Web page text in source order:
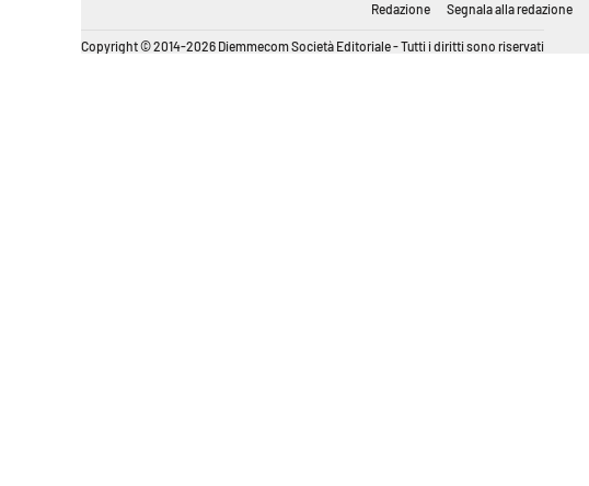
Redazione Segnala alla redazione
Copyright © 2014-2026 Diemmecom Società Editoriale - Tutti i diritti sono riservati